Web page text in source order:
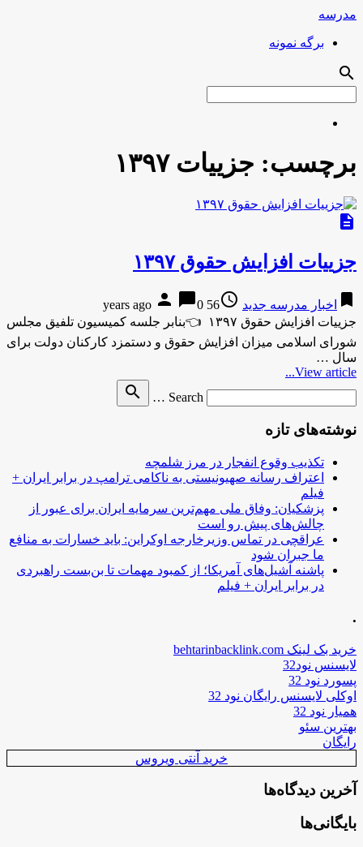
مدرسه
برگه نمونه
search
برچسب: جزییات ۱۳۹۷
description
جزییات افزایش حقوق ۱۳۹۷
bookmark اخبار مدرسه جدید access_time
56 years ago
person chat_bubble0
جزییات افزایش حقوق ۱۳۹۷ 👈بنابر جلسه کمیسیون تلفیق مجلس
شورای اسلامی میزان افزایش حقوق و دستمزد کارکنان دولت برای
سال …
View article...
Search …
search
نوشته‌های تازه
تکذیب وقوع انفجار در مرز شلمچه
اعتراف رسانه صهیونیستی به ناکامی ترامپ در برابر ایران +
فیلم
پزشکیان: وفاق ملی مهم‌ترین سرمایه ایران برای عبور از
چالش‌های پیش رو است
عراقچی در تماس وزیرخارجه اوکراین: باید خسارات به منافع
ما جبران شود
پاشنه آشیل‌های آمریکا؛ از کمبود مهمات تا بن‌بست راهبردی
در برابر ایران + فیلم
.
خرید بک لینک behtarinbacklink.com
لایسنس نود32
پسورد نود 32
اوکلی لایسنس رایگان نود 32
همیار نود 32
بهترین سئو
رایگان
خرید آنتی ویروس
آخرین دیدگاه‌ها
بایگانی‌ها